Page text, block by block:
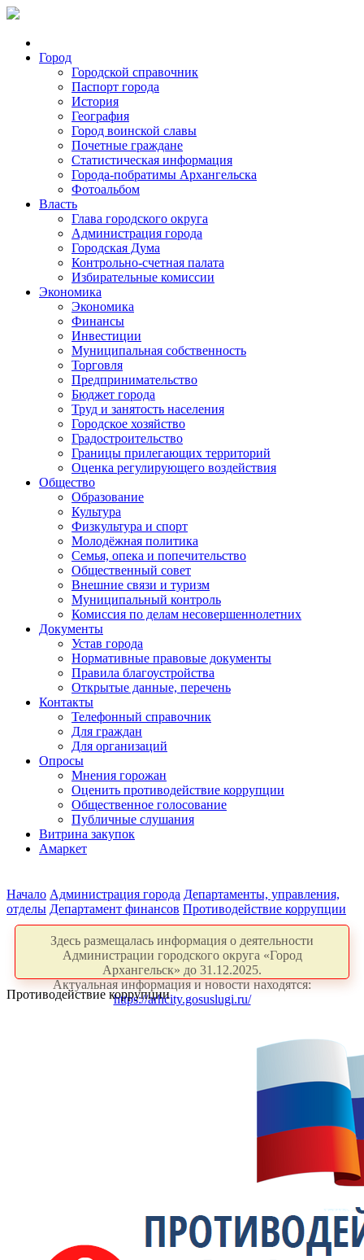
Город
Городской справочник
Паспорт города
История
География
Город воинской славы
Почетные граждане
Статистическая информация
Города-побратимы Архангельска
Фотоальбом
Власть
Глава городского округа
Администрация города
Городская Дума
Контрольно-счетная палата
Избирательные комиссии
Экономика
Экономика
Финансы
Инвестиции
Муниципальная собственность
Торговля
Предпринимательство
Бюджет города
Труд и занятость населения
Городское хозяйство
Градостроительство
Границы прилегающих территорий
Оценка регулирующего воздействия
Общество
Образование
Культура
Физкультура и спорт
Молодёжная политика
Семья, опека и попечительство
Общественный совет
Внешние связи и туризм
Муниципальный контроль
Комиссия по делам несовершеннолетних
Документы
Устав города
Нормативные правовые документы
Правила благоустройства
Открытые данные, перечень
Контакты
Телефонный справочник
Для граждан
Для организаций
Опросы
Мнения горожан
Оценить противодействие коррупции
Общественное голосование
Публичные слушания
Витрина закупок
Амаркет
Начало Администрация города Департаменты, управления,
отделы Департамент финансов Противодействие коррупции
Здесь размещалась информация о деятельности
Администрации городского округа «Город
Архангельск» до 31.12.2025.
Актуальная информация и новости находятся:
https://arhcity.gosuslugi.ru/
Противодействие коррупции